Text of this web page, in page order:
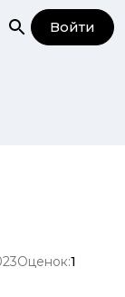
Войти
Оценок:1